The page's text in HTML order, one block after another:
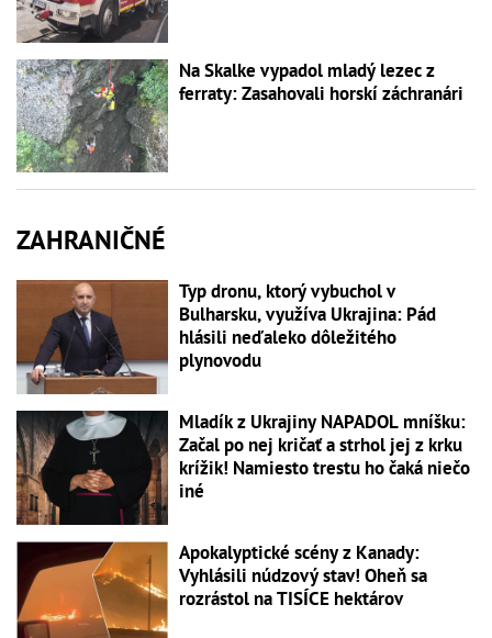
Na Skalke vypadol mladý lezec z
ferraty: Zasahovali horskí záchranári
ZAHRANIČNÉ
Typ dronu, ktorý vybuchol v
Bulharsku, využíva Ukrajina: Pád
hlásili neďaleko dôležitého
plynovodu
Mladík z Ukrajiny NAPADOL mníšku:
Začal po nej kričať a strhol jej z krku
krížik! Namiesto trestu ho čaká niečo
iné
Apokalyptické scény z Kanady:
Vyhlásili núdzový stav! Oheň sa
rozrástol na TISÍCE hektárov